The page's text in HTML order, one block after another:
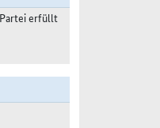
erfüllt